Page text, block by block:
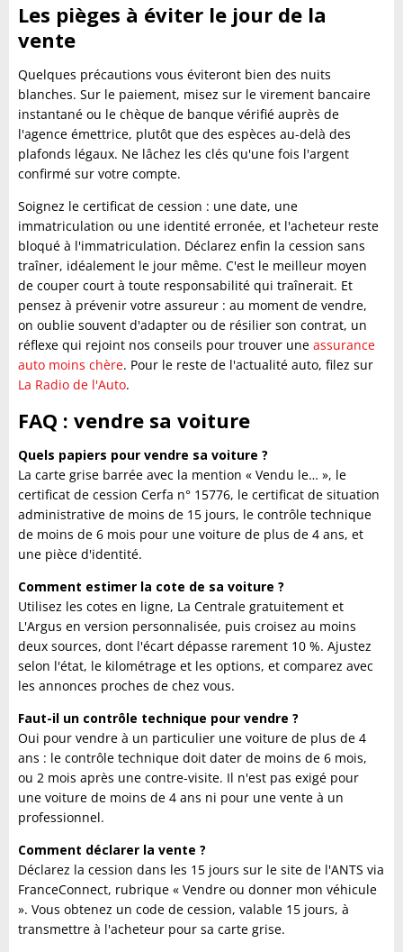
Les pièges à éviter le jour de la
vente
Quelques précautions vous éviteront bien des nuits
blanches. Sur le paiement, misez sur le virement bancaire
instantané ou le chèque de banque vérifié auprès de
l'agence émettrice, plutôt que des espèces au-delà des
plafonds légaux. Ne lâchez les clés qu'une fois l'argent
confirmé sur votre compte.
Soignez le certificat de cession : une date, une
immatriculation ou une identité erronée, et l'acheteur reste
bloqué à l'immatriculation. Déclarez enfin la cession sans
traîner, idéalement le jour même. C'est le meilleur moyen
de couper court à toute responsabilité qui traînerait. Et
pensez à prévenir votre assureur : au moment de vendre,
on oublie souvent d'adapter ou de résilier son contrat, un
réflexe qui rejoint nos conseils pour trouver une assurance
auto moins chère. Pour le reste de l'actualité auto, filez sur
La Radio de l'Auto.
FAQ : vendre sa voiture
Quels papiers pour vendre sa voiture ?
La carte grise barrée avec la mention « Vendu le… », le
certificat de cession Cerfa n° 15776, le certificat de situation
administrative de moins de 15 jours, le contrôle technique
de moins de 6 mois pour une voiture de plus de 4 ans, et
une pièce d'identité.
Comment estimer la cote de sa voiture ?
Utilisez les cotes en ligne, La Centrale gratuitement et
L'Argus en version personnalisée, puis croisez au moins
deux sources, dont l'écart dépasse rarement 10 %. Ajustez
selon l'état, le kilométrage et les options, et comparez avec
les annonces proches de chez vous.
Faut-il un contrôle technique pour vendre ?
Oui pour vendre à un particulier une voiture de plus de 4
ans : le contrôle technique doit dater de moins de 6 mois,
ou 2 mois après une contre-visite. Il n'est pas exigé pour
une voiture de moins de 4 ans ni pour une vente à un
professionnel.
Comment déclarer la vente ?
Déclarez la cession dans les 15 jours sur le site de l'ANTS via
FranceConnect, rubrique « Vendre ou donner mon véhicule
». Vous obtenez un code de cession, valable 15 jours, à
transmettre à l'acheteur pour sa carte grise.